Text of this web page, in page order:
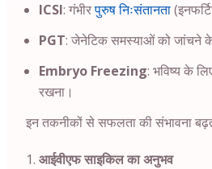
ICSI: गंभीरपुरुष निःसंतानता
PGT: जेनेटिक समस्याओं को जांचने
Embryo Freezing: भविष्य के
रखना।
इन तकनीकों से सफलता की संभावना
आईवीएफ साइकिल का अनुभव